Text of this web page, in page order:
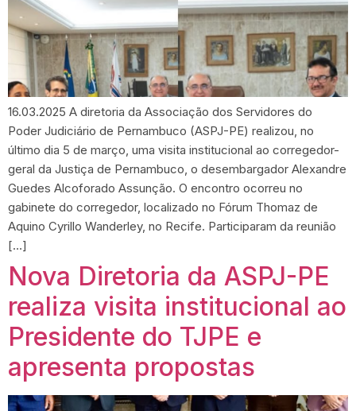
16.03.2025 A diretoria da Associação dos Servidores do
Poder Judiciário de Pernambuco (ASPJ-PE) realizou, no
último dia 5 de março, uma visita institucional ao corregedor-
geral da Justiça de Pernambuco, o desembargador Alexandre
Guedes Alcoforado Assunção. O encontro ocorreu no
gabinete do corregedor, localizado no Fórum Thomaz de
Aquino Cyrillo Wanderley, no Recife. Participaram da reunião
[…]
Nova Diretoria da ASPJ-PE
realiza visita institucional ao
Presidente do TJPE e
apresenta propostas